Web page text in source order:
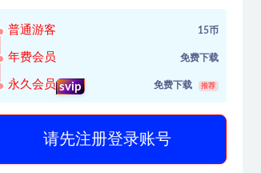
普通游客 15币
年费会员 免费下载
永久会员 svip 免费下载 推荐
请先注册登录账号